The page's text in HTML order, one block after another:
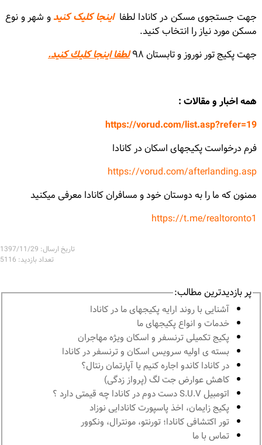
جهت جستجوی مسکن در کانادا لطفااینجا کلیک کنیدو شهر و نوع
مسکن مورد نیاز را انتخاب کنید.
جهت پكيج تور نوروز و تابستان ٩٨
لطفا اينجا كليك كنيد.
همه اخبار و مقالات :
https://vorud.com/list.asp?refer=19
فرم درخواست پكيجهاى اسکان در کانادا
https://vorud.com/afterlanding.asp
ممنون که ما را به دوستان خود و مسافران کانادا معرفى میکنید
https://t.me/realtoronto1
تاریخ ارسال: 1397/11/29
تعداد بازدید: 5116
پر بازدیدترین مطالب:
آشنايى با روند ارايه پكيجهاى ما در كانادا
خدمات و انواع پكيجهاى ما
پكيج تكميلى ترنسفر و اسكان ويژه مهاجران
بسته ی اولیه سرویس اسکان و ترنسفر در کانادا
در كانادا کاندو اجاره كنيم يا آپارتمان رنتال؟
کاهش عوارض جت لگ (پرواز زدگی)
اتومبیل S.U.V دست دوم در كانادا چه قيمتى دارد ؟
پكيج زايمان، اخذ پاسپورت كانادايى نوزاد
تور اكتشافى كانادا؛ تورنتو، مونترال، ونکوور
تماس با ما